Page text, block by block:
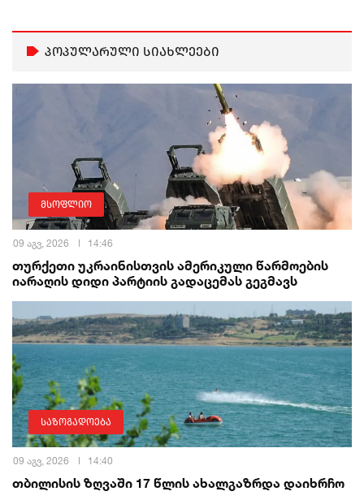
პოპულარული სიახლეები
მსოფლიო
09 აგვ, 2026 14:46
თურქეთი უკრაინისთვის ამერიკული წარმოების
იარაღის დიდი პარტიის გადაცემას გეგმავს
საზოგადოება
09 აგვ, 2026 14:40
თბილისის ზღვაში 17 წლის ახალგაზრდა დაიხრჩო